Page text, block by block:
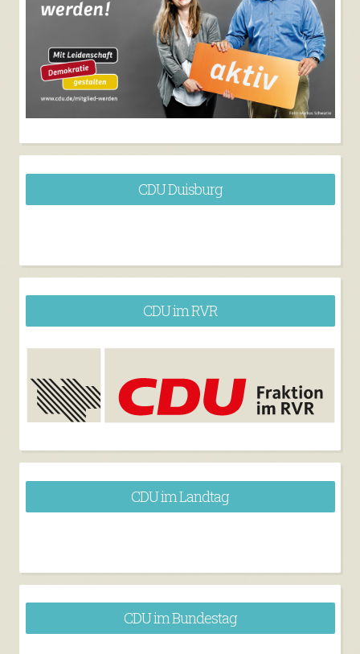
CDU Duisburg
CDU im RVR
CDU im Landtag
CDU im Bundestag